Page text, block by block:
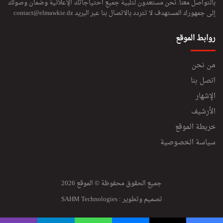
ي
ف
ا
ل
ر
ل
ا
ن
ل
ف
بالتواصل معنا. نحن مستعدون لتلبية جميع احتياجاتك الإعلانية وضمان وصولك
إلى جمهورك المستهدف لا تتردد بالاتصال بنا عبر البريدcontact@elmawkie.dz
روابط الموقع
من نحن
اتصل بنا
الإشهار
الأرشيف
خريطة الموقع
سياسة الخصوصية
جميع الحقوق محفوظة © الموقع 2026
تصميم وتطوير :SAHM Technologies